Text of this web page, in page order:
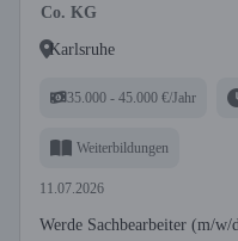
Co. KG
Karlsruhe
35.000 - 45.000 €/Jahr
Weiterbildungen
11.07.2026
Werde Sachbearbeiter (m/